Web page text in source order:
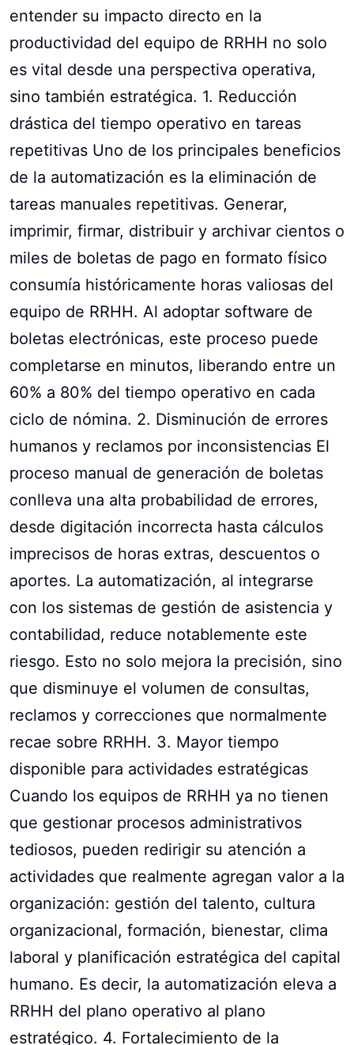
entender su impacto directo en la
productividad del equipo de RRHH no solo
es vital desde una perspectiva operativa,
sino también estratégica. 1. Reducción
drástica del tiempo operativo en tareas
repetitivas Uno de los principales beneficios
de la automatización es la eliminación de
tareas manuales repetitivas. Generar,
imprimir, firmar, distribuir y archivar cientos o
miles de boletas de pago en formato físico
consumía históricamente horas valiosas del
equipo de RRHH. Al adoptar software de
boletas electrónicas, este proceso puede
completarse en minutos, liberando entre un
60% a 80% del tiempo operativo en cada
ciclo de nómina. 2. Disminución de errores
humanos y reclamos por inconsistencias El
proceso manual de generación de boletas
conlleva una alta probabilidad de errores,
desde digitación incorrecta hasta cálculos
imprecisos de horas extras, descuentos o
aportes. La automatización, al integrarse
con los sistemas de gestión de asistencia y
contabilidad, reduce notablemente este
riesgo. Esto no solo mejora la precisión, sino
que disminuye el volumen de consultas,
reclamos y correcciones que normalmente
recae sobre RRHH. 3. Mayor tiempo
disponible para actividades estratégicas
Cuando los equipos de RRHH ya no tienen
que gestionar procesos administrativos
tediosos, pueden redirigir su atención a
actividades que realmente agregan valor a la
organización: gestión del talento, cultura
organizacional, formación, bienestar, clima
laboral y planificación estratégica del capital
humano. Es decir, la automatización eleva a
RRHH del plano operativo al plano
estratégico. 4. Fortalecimiento de la